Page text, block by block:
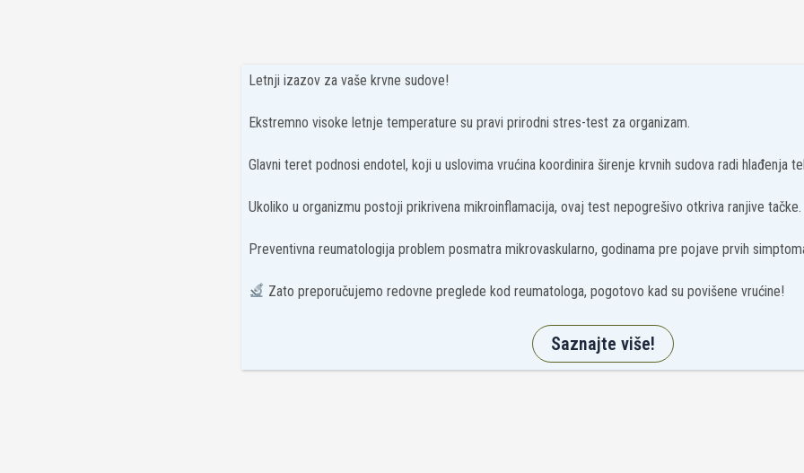
Letnji izazov za vaše krvne sudove!
Ekstremno visoke letnje temperature su pravi prirodni stres-test za organizam.
Glavni teret podnosi endotel, koji u uslovima vrućina koordinira širenje krvnih sudova radi hlađenja
Ukoliko u organizmu postoji prikrivena mikroinflamacija, ovaj test nepogrešivo otkriva ranjive tačke.
Preventivna reumatologija problem posmatra mikrovaskularno, godinama pre pojave prvih
Zato preporučujemo redovne preglede kod reumatologa, pogotovo kad su povišene vrućine!
Saznajte više!